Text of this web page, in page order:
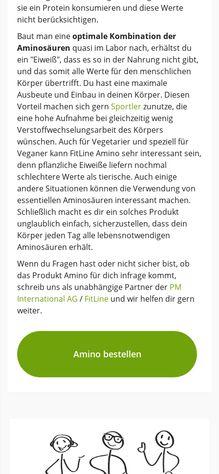
sie ein Protein konsumieren und diese Werte
nicht berücksichtigen.
Baut man eineoptimale Kombination der
Aminosäuren quasi im Labor nach, erhältst du
ein "Eiweiß", dass es so in der Nahrung nicht gibt,
und das somit alle Werte für den menschlichen
Körper übertrifft. Du hast eine maximale
Ausbeute und Einbau in deinen Körper. Diesen
Vorteil machen sich gern Sportlerzunutze, die
eine hohe Aufnahme bei gleichzeitig wenig
Verstoffwechselungsarbeit des Körpers
wünschen. Auch für Vegetarier und speziell für
Veganer kann FitLine Amino sehr interessant sein,
denn pflanzliche Eiweiße liefern nochmal
schlechtere Werte als tierische. Auch einige
andere Situationen können die Verwendung von
essentiellen Aminosäuren interessant machen.
Schließlich macht es dir ein solches Produkt
unglaublich einfach, sicherzustellen, dass dein
Körper jeden Tag alle lebensnotwendigen
Aminosäuren erhält.
Wenn du Fragen hast oder nicht sicher bist, ob
das Produkt Amino für dich infrage kommt,
schreib uns als unabhängige Partner der PM
International AG / FitLine und wir helfen dir gern
weiter.
Amino bestellen